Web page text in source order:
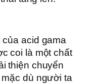
của acid gama
coi là một chất
thiện chuyển
dù người ta